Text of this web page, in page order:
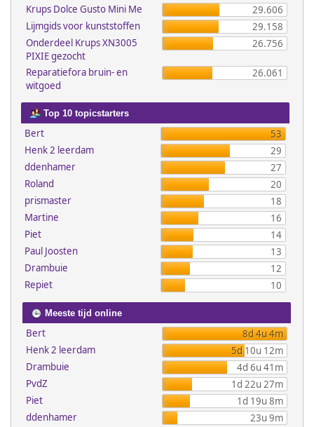
Krups Dolce Gusto Mini Me
29.606
Lijmgids voor kunststoffen
29.158
Onderdeel Krups XN3005
PIXIE gezocht
26.756
Reparatiefora bruin- en
witgoed
26.061
Top 10 topicstarters
Bert
53
Henk 2 leerdam
29
ddenhamer
27
Roland
20
prismaster
18
Martine
16
Piet
14
Paul Joosten
13
Drambuie
12
Repiet
10
Meeste tijd online
Bert
8d 4u 4m
Henk 2 leerdam
5d 10u 12m
Drambuie
4d 6u 41m
PvdZ
1d 22u 27m
Piet
1d 19u 8m
ddenhamer
23u 9m